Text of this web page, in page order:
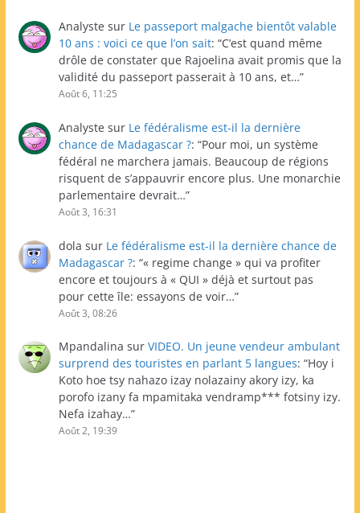
Analyste sur Le passeport malgache bientôt valable
10 ans : voici ce que l’on sait: “C’est quand même
drôle de constater que Rajoelina avait promis que la
validité du passeport passerait à 10 ans, et…”
Août 6, 11:25
Analyste sur Le fédéralisme est-il la dernière
chance de Madagascar ?: “Pour moi, un système
fédéral ne marchera jamais. Beaucoup de régions
risquent de s’appauvrir encore plus. Une monarchie
parlementaire devrait…”
Août 3, 16:31
dola sur Le fédéralisme est-il la dernière chance de
Madagascar ?: “« regime change » qui va profiter
encore et toujours à « QUI » déjà et surtout pas
pour cette île: essayons de voir…”
Août 3, 08:26
Mpandalina sur VIDEO. Un jeune vendeur ambulant
surprend des touristes en parlant 5 langues: “Hoy i
Koto hoe tsy nahazo izay nolazainy akory izy, ka
porofo izany fa mpamitaka vendramp*** fotsiny izy.
Nefa izahay…”
Août 2, 19:39